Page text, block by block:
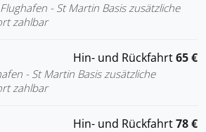
- St Martin Basis zusätzliche
zahlbar
- St Martin Basis zusätzliche
zahlbar
Hin- und Rückfahrt65 €
Hin- und Rückfahrt78 €